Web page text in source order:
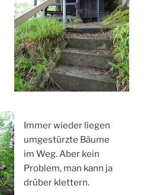
Immer wieder liegen
umgestürzte Bäume
im Weg. Aber kein
Problem, man kann ja
drüber klettern.